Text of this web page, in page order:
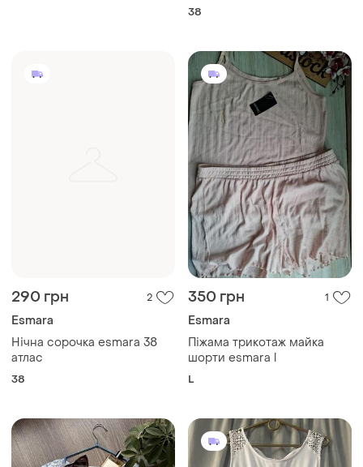
38
290 грн 2
Esmara
Нічна сорочка esmara 38
атлас
38
350 грн 1
Esmara
Піжама трикотаж майка
шорти esmara l
L